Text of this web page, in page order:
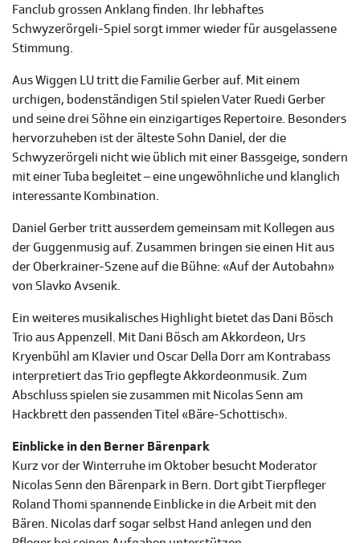
Fanclub grossen Anklang finden. Ihr lebhaftes
Schwyzerörgeli-Spiel sorgt immer wieder für ausgelassene
Stimmung.
Aus Wiggen LU tritt die Familie Gerber auf. Mit einem
urchigen, bodenständigen Stil spielen Vater Ruedi Gerber
und seine drei Söhne ein einzigartiges Repertoire. Besonders
hervorzuheben ist der älteste Sohn Daniel, der die
Schwyzerörgeli nicht wie üblich mit einer Bassgeige, sondern
mit einer Tuba begleitet – eine ungewöhnliche und klanglich
interessante Kombination.
Daniel Gerber tritt ausserdem gemeinsam mit Kollegen aus
der Guggenmusig auf. Zusammen bringen sie einen Hit aus
der Oberkrainer-Szene auf die Bühne: «Auf der Autobahn»
von Slavko Avsenik.
Ein weiteres musikalisches Highlight bietet das Dani Bösch
Trio aus Appenzell. Mit Dani Bösch am Akkordeon, Urs
Kryenbühl am Klavier und Oscar Della Dorr am Kontrabass
interpretiert das Trio gepflegte Akkordeonmusik. Zum
Abschluss spielen sie zusammen mit Nicolas Senn am
Hackbrett den passenden Titel «Bäre-Schottisch».
Einblicke in den Berner Bärenpark
Kurz vor der Winterruhe im Oktober besucht Moderator
Nicolas Senn den Bärenpark in Bern. Dort gibt Tierpfleger
Roland Thomi spannende Einblicke in die Arbeit mit den
Bären. Nicolas darf sogar selbst Hand anlegen und den